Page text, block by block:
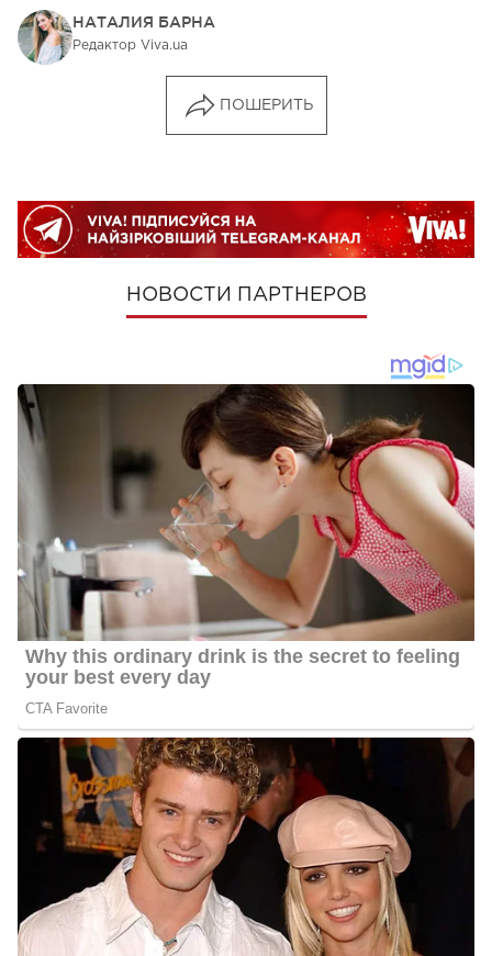
НАТАЛИЯ БАРНА
Редактор Viva.ua
ПОШЕРИТЬ
НОВОСТИ ПАРТНЕРОВ